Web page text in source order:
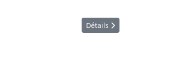
Détails